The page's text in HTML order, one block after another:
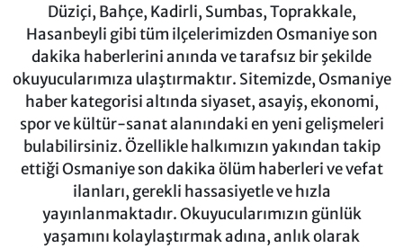
Düziçi, Bahçe, Kadirli, Sumbas, Toprakkale,
Hasanbeyli gibi tüm ilçelerimizden Osmaniye son
dakika haberlerini anında ve tarafsız bir şekilde
okuyucularımıza ulaştırmaktır. Sitemizde, Osmaniye
haber kategorisi altında siyaset, asayiş, ekonomi,
spor ve kültür-sanat alanındaki en yeni gelişmeleri
bulabilirsiniz. Özellikle halkımızın yakından takip
ettiği Osmaniye son dakika ölüm haberleri ve vefat
ilanları, gerekli hassasiyetle ve hızla
yayınlanmaktadır. Okuyucularımızın günlük
yaşamını kolaylaştırmak adına, anlık olarak